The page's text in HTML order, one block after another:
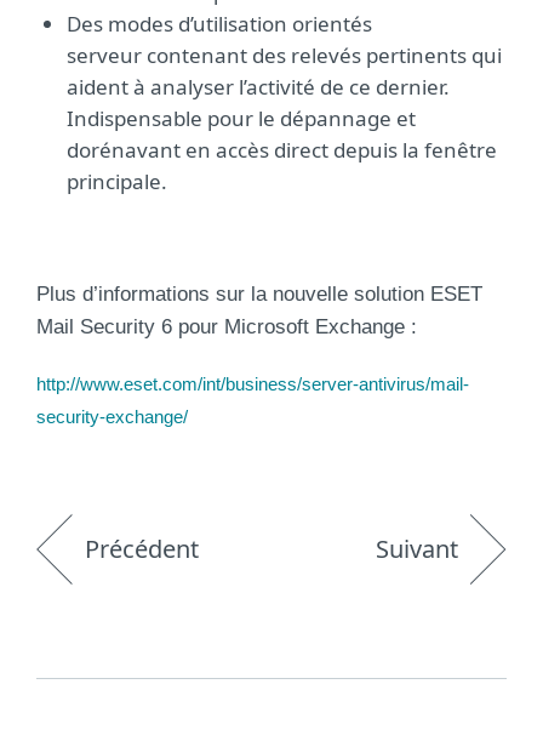
Des modes d’utilisation orientés
serveur contenant des relevés pertinents qui
aident à analyser l’activité de ce dernier.
Indispensable pour le dépannage et
dorénavant en accès direct depuis la fenêtre
principale.
Plus d’informations sur la nouvelle solution ESET
Mail Security 6 pour Microsoft Exchange :
http://www.eset.com/int/business/server-antivirus/mail-
security-exchange/
Précédent Suivant